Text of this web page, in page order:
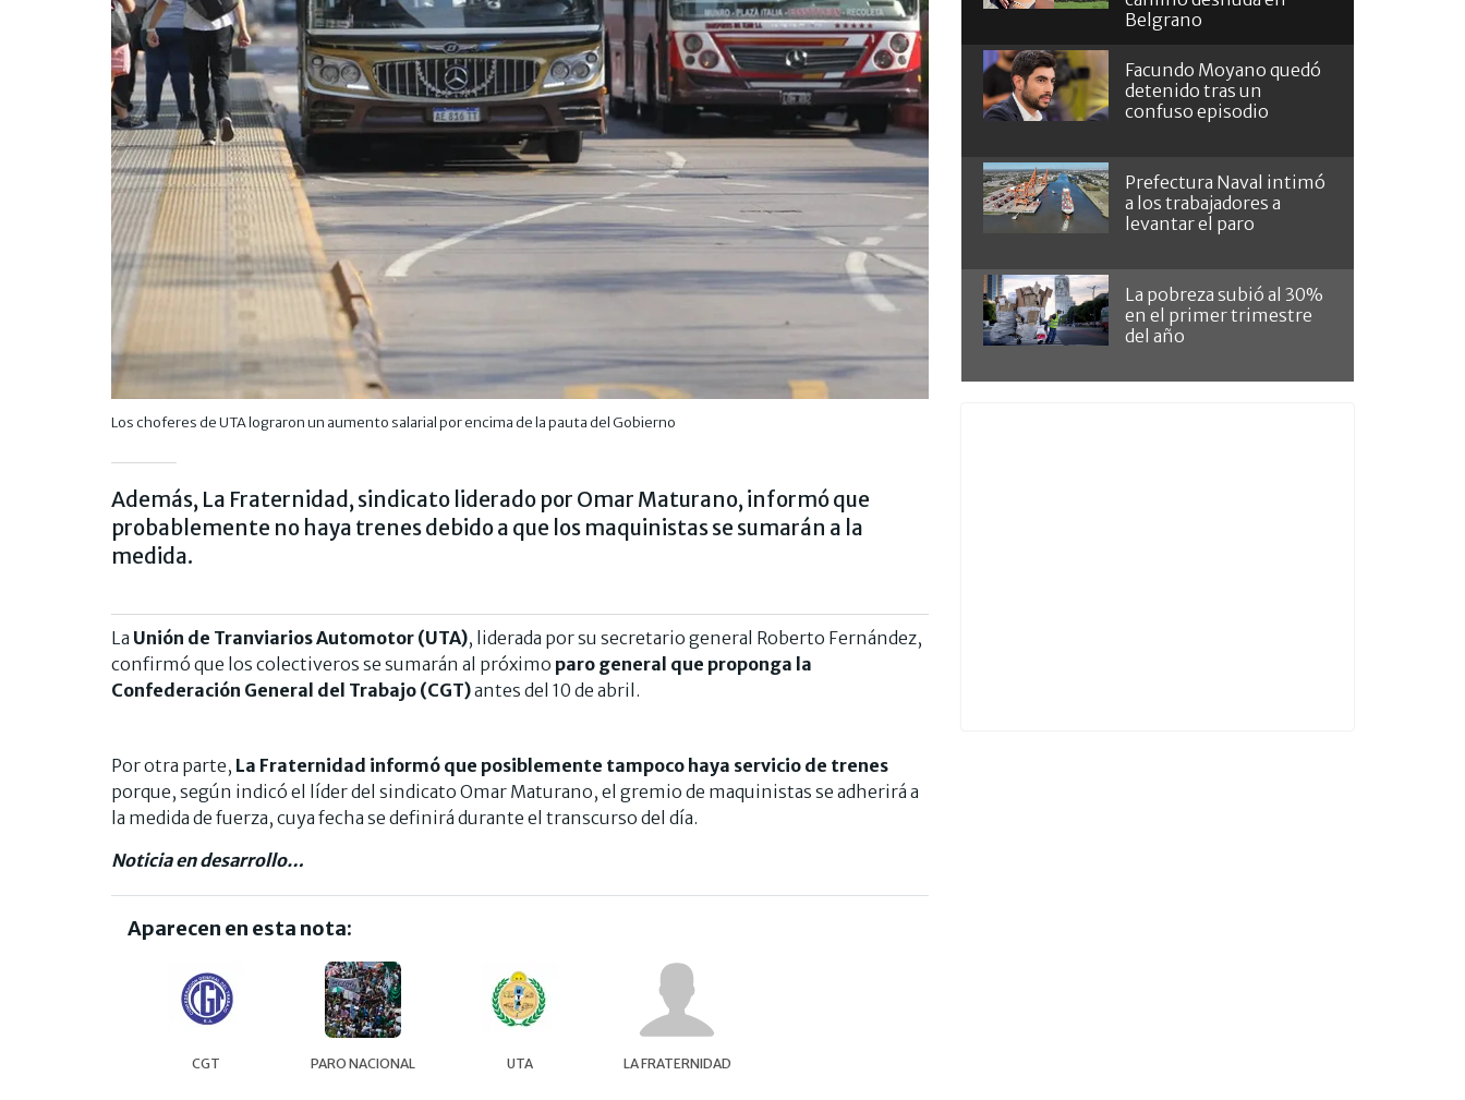
Los choferes de UTA lograron un aumento salarial por encima de la pauta del Gobierno
Además, La Fraternidad, sindicato liderado por Omar Maturano, informó que
probablemente no haya trenes debido a que los maquinistas se sumarán a la
medida.
La Unión de Tranviarios Automotor (UTA), liderada por su secretario general Roberto Fernández,
confirmó que los colectiveros se sumarán al próximo paro general que proponga la
Confederación General del Trabajo (CGT)antes del 10 de abril.
Por otra parte, La Fraternidad informó que posiblemente tampoco haya servicio de trenes
porque, según indicó el líder del sindicato Omar Maturano, el gremio de maquinistas se adherirá a
la medida de fuerza, cuya fecha se definirá durante el transcurso del día.
Noticia en desarrollo…
Aparecen en esta nota:
CGT PARO NACIONAL UTA LA FRATERNIDAD
Belgrano
Facundo Moyano quedó
detenido tras un
confuso episodio
Prefectura Naval intimó
a los trabajadores a
levantar el paro
La pobreza subió al 30%
en el primer trimestre
del año